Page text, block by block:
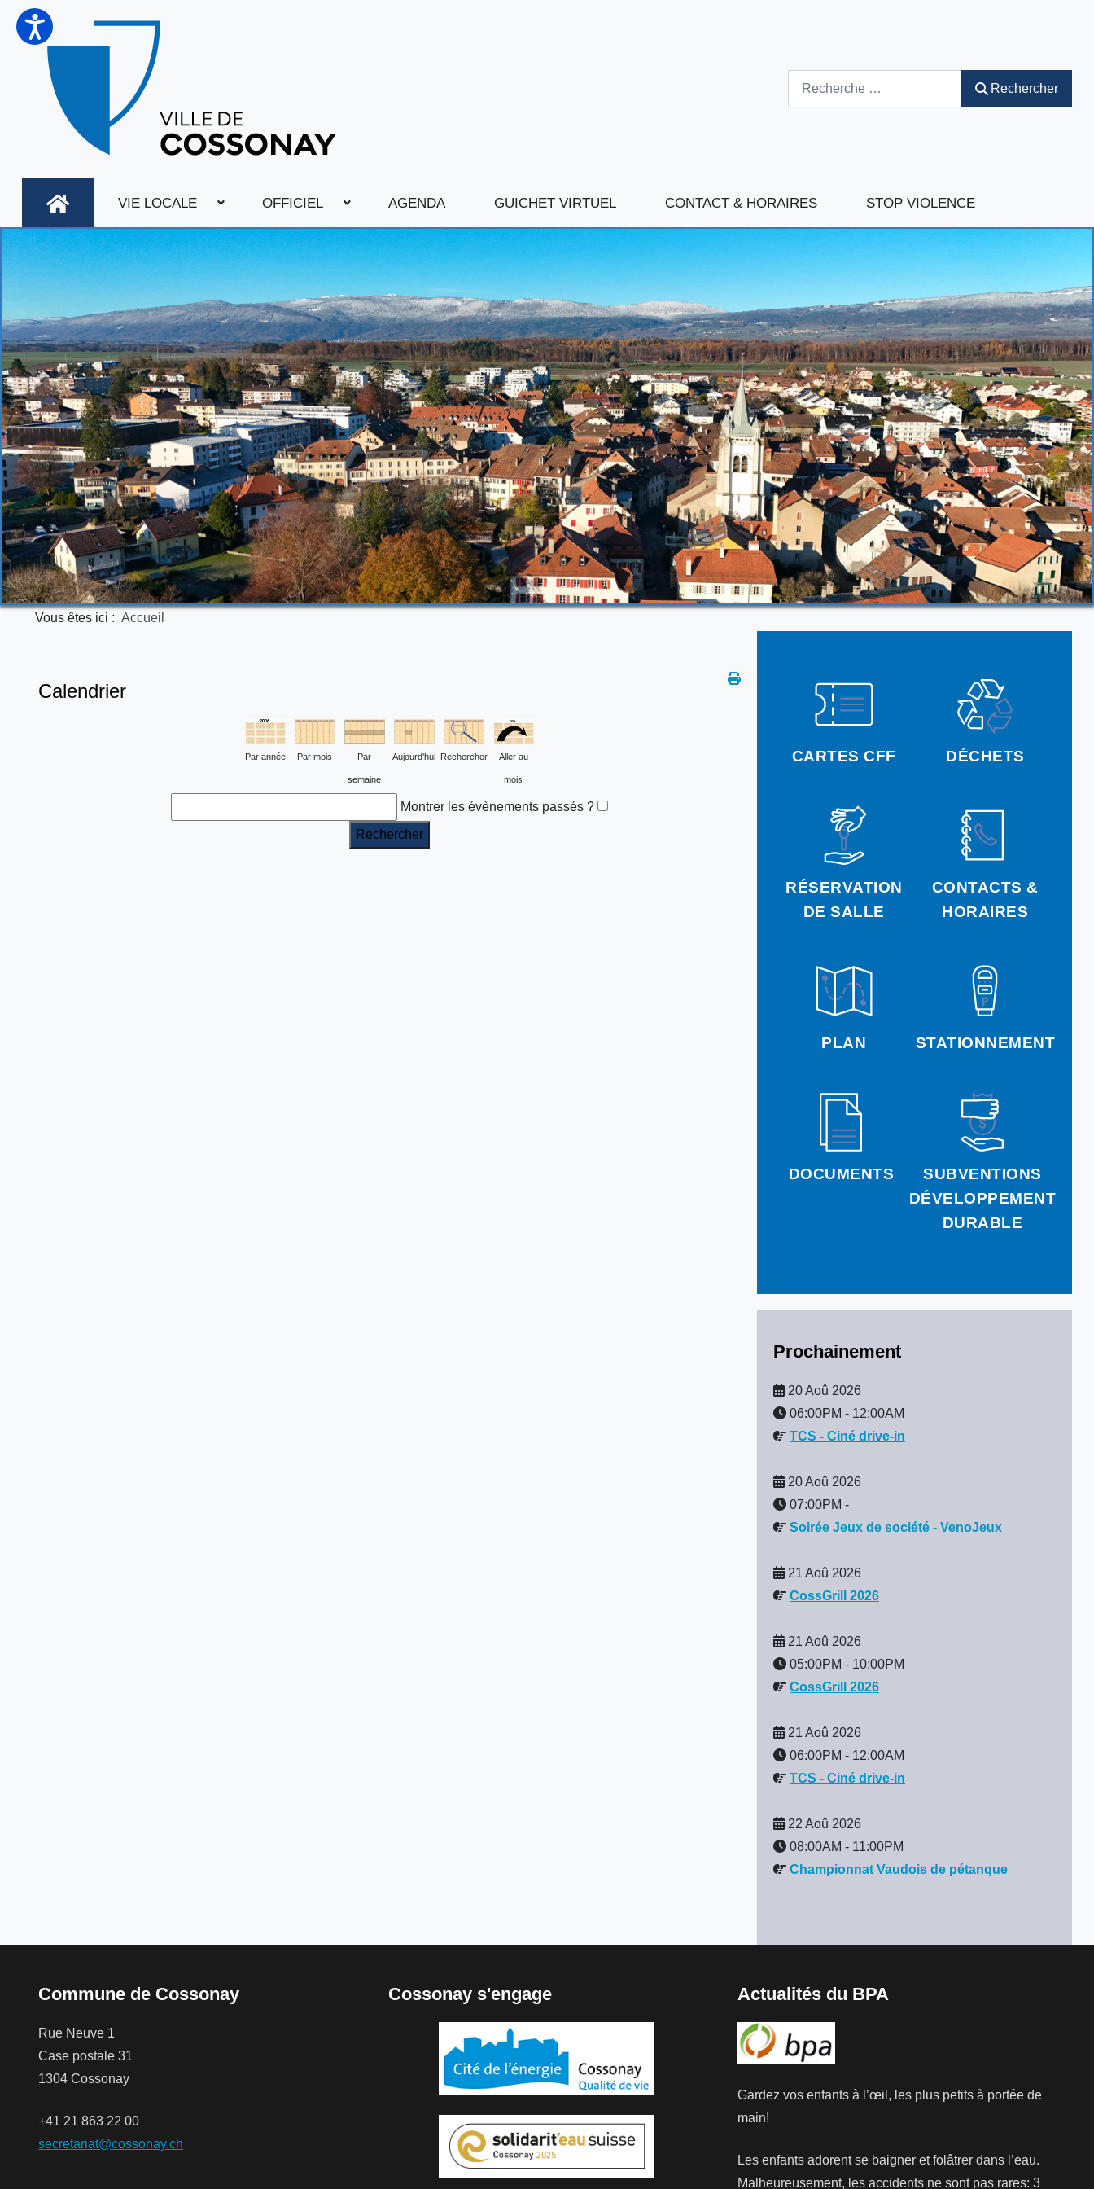
Rechercher
VIE LOCALE OFFICIEL AGENDA GUICHET VIRTUEL CONTACT & HORAIRES STOP VIOLENCE
Vous êtes ici : Accueil
CARTES CFF DÉCHETS
RÉSERVATION
DE SALLE
CONTACTS &
HORAIRES
PLAN STATIONNEMENT
DOCUMENTS
SUBVENTIONS
DÉVELOPPEMENT
DURABLE
Prochainement
20 Aoû 2026
06:00PM - 12:00AM
TCS - Ciné drive-in
20 Aoû 2026
07:00PM -
Soirée Jeux de société - VenoJeux
21 Aoû 2026
CossGrill 2026
21 Aoû 2026
05:00PM - 10:00PM
CossGrill 2026
21 Aoû 2026
06:00PM - 12:00AM
TCS - Ciné drive-in
22 Aoû 2026
08:00AM - 11:00PM
Championnat Vaudois de pétanque
Calendrier
Par année Par mois Par
semaine
Aujourd'hui Rechercher Aller au
mois
Montrer les évènements passés ?
Commune de Cossonay
Rue Neuve 1
Case postale 31
1304 Cossonay
+41 21 863 22 00
secretariat@cossonay.ch
Cossonay s'engage Actualités du BPA
Gardez vos enfants à l’œil, les plus petits à portée de
main!
Les enfants adorent se baigner et folâtrer dans l’eau.
Malheureusement, les accidents ne sont pas rares: 3